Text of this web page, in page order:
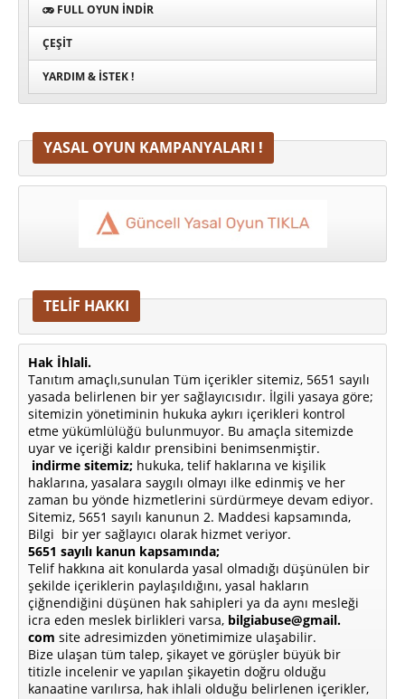
FULL OYUN İNDIR
ÇEŞIT
YARDIM & İSTEK !
YASAL OYUN KAMPANYALARI !
TELİF HAKKI
Hak İhlali.
Tanıtım amaçlı,sunulan Tüm içerikler sitemiz, 5651 sayılı
yasada belirlenen bir yer sağlayıcısıdır. İlgili yasaya göre;
sitemizin yönetiminin hukuka aykırı içerikleri kontrol
etme yükümlülüğü bulunmuyor. Bu amaçla sitemizde
uyar ve içeriği kaldır prensibini benimsenmiştir.
indirme sitemiz; hukuka, telif haklarına ve kişilik
haklarına, yasalara saygılı olmayı ilke edinmiş ve her
zaman bu yönde hizmetlerini sürdürmeye devam ediyor.
Sitemiz, 5651 sayılı kanunun 2. Maddesi kapsamında,
Bilgi bir yer sağlayıcı olarak hizmet veriyor.
5651 sayılı kanun kapsamında;
Telif hakkına ait konularda yasal olmadığı düşünülen bir
şekilde içeriklerin paylaşıldığını, yasal hakların
çiğnendiğini düşünen hak sahipleri ya da aynı mesleği
icra eden meslek birlikleri varsa, bilgiabuse@gmail.
com site adresimizden yönetimimize ulaşabilir.
Bize ulaşan tüm talep, şikayet ve görüşler büyük bir
titizle incelenir ve yapılan şikayetin doğru olduğu
kanaatine varılırsa, hak ihlali olduğu belirlenen içerikler,